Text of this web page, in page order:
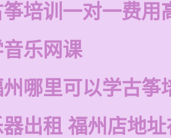
筝培训一对一费用
音乐网课
哪里可以学古筝
出租 福州店地